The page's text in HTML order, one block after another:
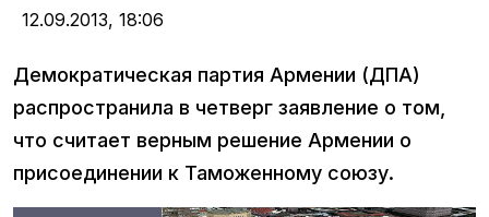
12.09.2013, 18:06
Демократическая партия Армении (ДПА)
распространила в четверг заявление о том,
что считает верным решение Армении о
присоединении к Таможенному союзу.